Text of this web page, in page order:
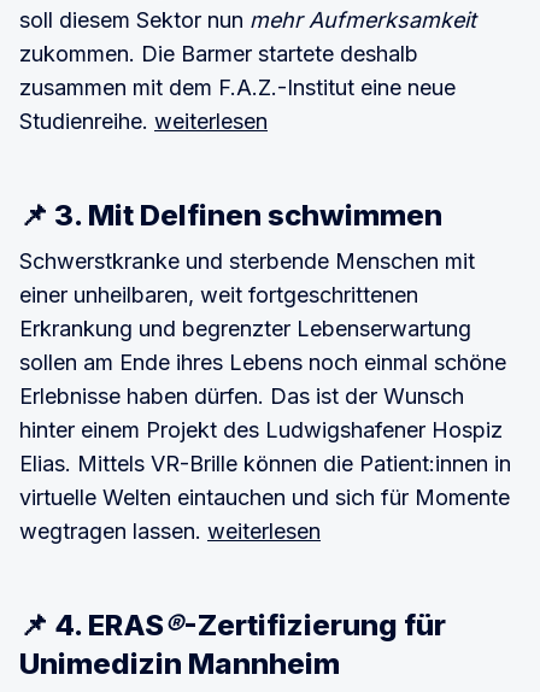
soll diesem Sektor nun mehr Aufmerksamkeit
zukommen. Die Barmer startete deshalb
zusammen mit dem F.A.Z.-Institut eine neue
Studienreihe. weiterlesen
📌 3. Mit Delfinen schwimmen
Schwerstkranke und sterbende Menschen mit
einer unheilbaren, weit fortgeschrittenen
Erkrankung und begrenzter Lebenserwartung
sollen am Ende ihres Lebens noch einmal schöne
Erlebnisse haben dürfen. Das ist der Wunsch
hinter einem Projekt des Ludwigshafener Hospiz
Elias. Mittels VR-Brille können die Patient:innen in
virtuelle Welten eintauchen und sich für Momente
wegtragen lassen. weiterlesen
📌 4. ERAS®-Zertifizierung für
Unimedizin Mannheim